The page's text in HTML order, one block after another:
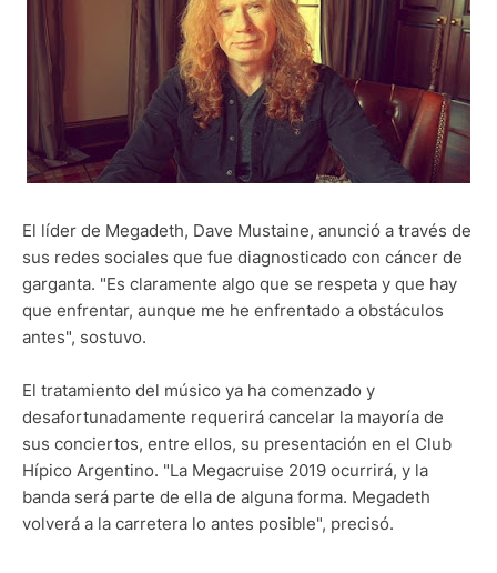
El líder de Megadeth, Dave Mustaine, anunció a través de
sus redes sociales que fue diagnosticado con cáncer de
garganta. "Es claramente algo que se respeta y que hay
que enfrentar, aunque me he enfrentado a obstáculos
antes", sostuvo.
El tratamiento del músico ya ha comenzado y
desafortunadamente requerirá cancelar la mayoría de
sus conciertos, entre ellos, su presentación en el Club
Hípico Argentino. "La Megacruise 2019 ocurrirá, y la
banda será parte de ella de alguna forma. Megadeth
volverá a la carretera lo antes posible", precisó.